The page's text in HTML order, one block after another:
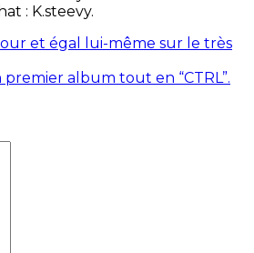
: K.steevy.
et égal lui-même sur le très
album tout en “CTRL”.